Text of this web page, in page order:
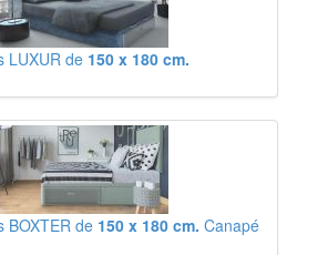
LUXUR de 150 x 180 cm.
BOXTER de 150 x 180 cm. Canapé